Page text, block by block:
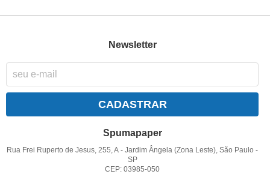
Newsletter
CADASTRAR
Spumapaper
Rua Frei Ruperto de Jesus, 255, A -Jardim Ângela (Zona Leste), São Paulo -
SP
CEP: 03985-050